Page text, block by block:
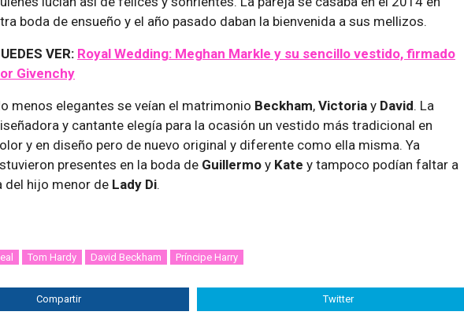
boda de ensueño y el año pasado daban la bienvenida a sus mellizos.
VER: Royal Wedding: Meghan Markle y su sencillo vestido, firmado
Givenchy
menos elegantes se veían el matrimonio Beckham, Victoria y David. La
y cantante elegía para la ocasión un vestido más tradicional en
y en diseño pero de nuevo original y diferente como ella misma. Ya
presentes en la boda de Guillermo y Kate y tampoco podían faltar a
del hijo menor de Lady Di.
Tom Hardy David Beckham Príncipe Harry
Compartir Twitter